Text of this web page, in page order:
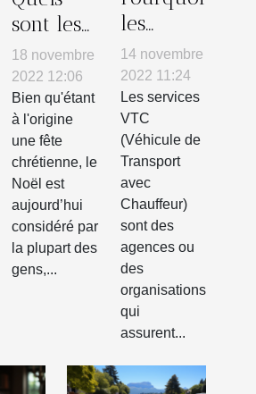
sont les
meilleurs
cadeaux
pour le
Noël ?
18 novembre
2022 12:06
Bien qu'étant
à l'origine
une fête
chrétienne, le
Noël est
aujourd’hui
considéré par
la plupart des
gens,...
les
services
de VTC ?
14 novembre
2022 11:24
Les services
VTC
(Véhicule de
Transport
avec
Chauffeur)
sont des
agences ou
des
organisations
qui
assurent...